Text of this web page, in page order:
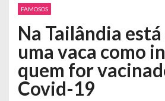
FAMOSOS
Na Tailândia
uma vaca como
quem for
Covid-19